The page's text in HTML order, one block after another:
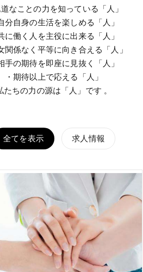
道なことの力を知っている「人」
分自身の生活を楽しめる「人」
に働く人を主役に出来る「人」
関係なく平等に向き合える「人」
手の期待を即座に見抜く「人」
・期待以上で応える「人」
たちの力の源は「人」です 。
全てを表示 求人情報